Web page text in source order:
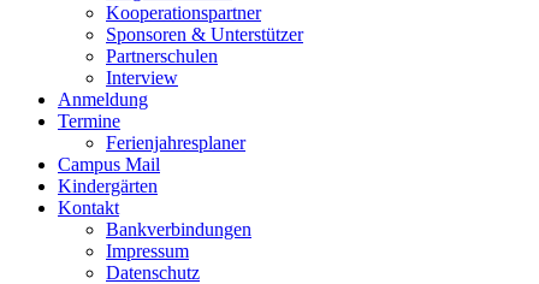
Kooperationspartner
Sponsoren & Unterstützer
Partnerschulen
Interview
Anmeldung
Termine
Ferienjahresplaner
Campus Mail
Kindergärten
Kontakt
Bankverbindungen
Impressum
Datenschutz